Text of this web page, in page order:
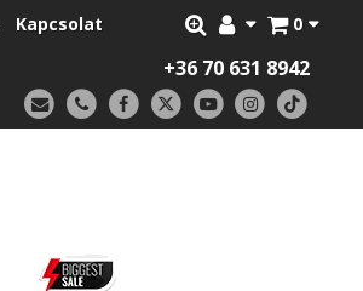
0
Kapcsolat
+36 70 631 8942